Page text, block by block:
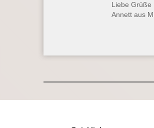
Liebe Grüße
Annett aus